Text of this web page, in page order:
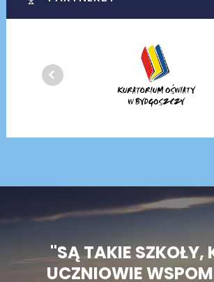
"SĄ TAKIE SZKOŁY,
UCZNIOWIE